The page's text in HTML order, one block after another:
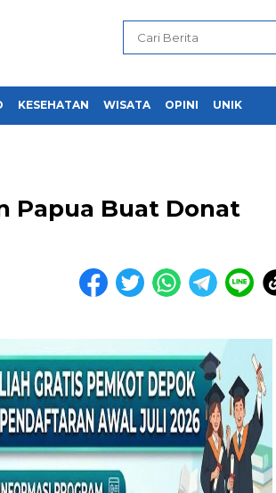
KESEHATAN WISATA OPINI UNIK
Papua Buat Donat